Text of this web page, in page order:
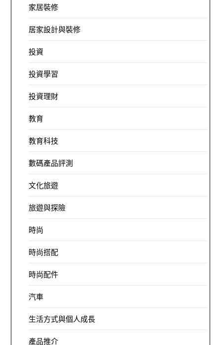
家居裝修
居家設計與裝修
投資
投資學習
投資理財
教育
教育科技
數碼產品評測
文化旅遊
旅遊與探險
時尚
時尚搭配
時尚配件
汽車
生活方式與個人成長
產品推介